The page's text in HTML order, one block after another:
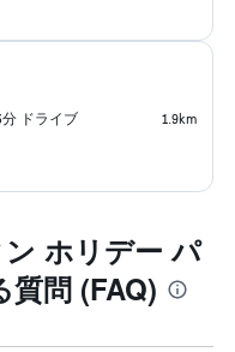
分 ドライブ 1.9km
ホリデー パ
質問 (FAQ)